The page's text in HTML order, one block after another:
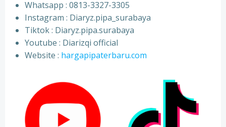
Whatsapp : 0813-3327-3305
⁠Instagram : Diaryz.pipa_surabaya
⁠Tiktok : Diaryz.pipa.surabaya
⁠Youtube : Diarizqi official
⁠Website : hargapipaterbaru.com